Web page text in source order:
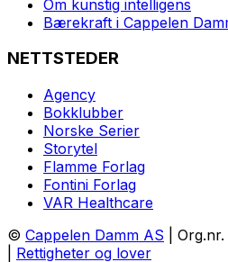
Om kunstig intelligens
Bærekraft i Cappelen
NETTSTEDER
Agency
Bokklubber
Norske Serier
Storytel
Flamme Forlag
Fontini Forlag
VAR Healthcare
© Cappelen Damm AS |
Rettigheter og lover